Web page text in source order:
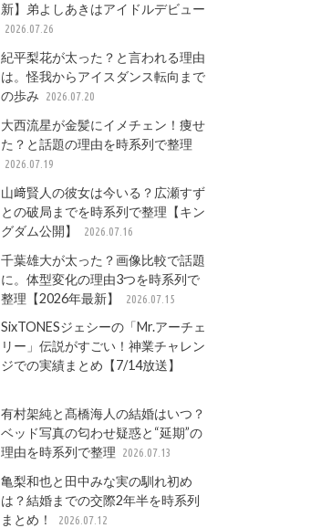
新】弟よしあきはアイドルデビュー
2026.07.26
紀平梨花が太った？と言われる理由
は。怪我からアイスダンス転向まで
の歩み
2026.07.20
大西流星が金髪にイメチェン！痩せ
た？と話題の理由を時系列で整理
2026.07.19
山﨑賢人の彼女は今いる？広瀬すず
との破局までを時系列で整理【キン
グダム公開】
2026.07.16
千葉雄大が太った？画像比較で話題
に。体型変化の理由3つを時系列で
整理【2026年最新】
2026.07.15
SixTONESジェシーの「Mr.アーチェ
リー」伝説がすごい！神業チャレン
ジでの実績まとめ【7/14放送】
有村架純と髙橋海人の結婚はいつ？
ベッド写真の匂わせ疑惑と“延期”の
理由を時系列で整理
2026.07.13
亀梨和也と田中みな実の馴れ初め
は？結婚までの交際2年半を時系列
まとめ！
2026.07.12